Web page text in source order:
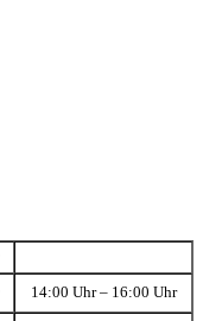
14:00 Uhr – 16:00 Uhr